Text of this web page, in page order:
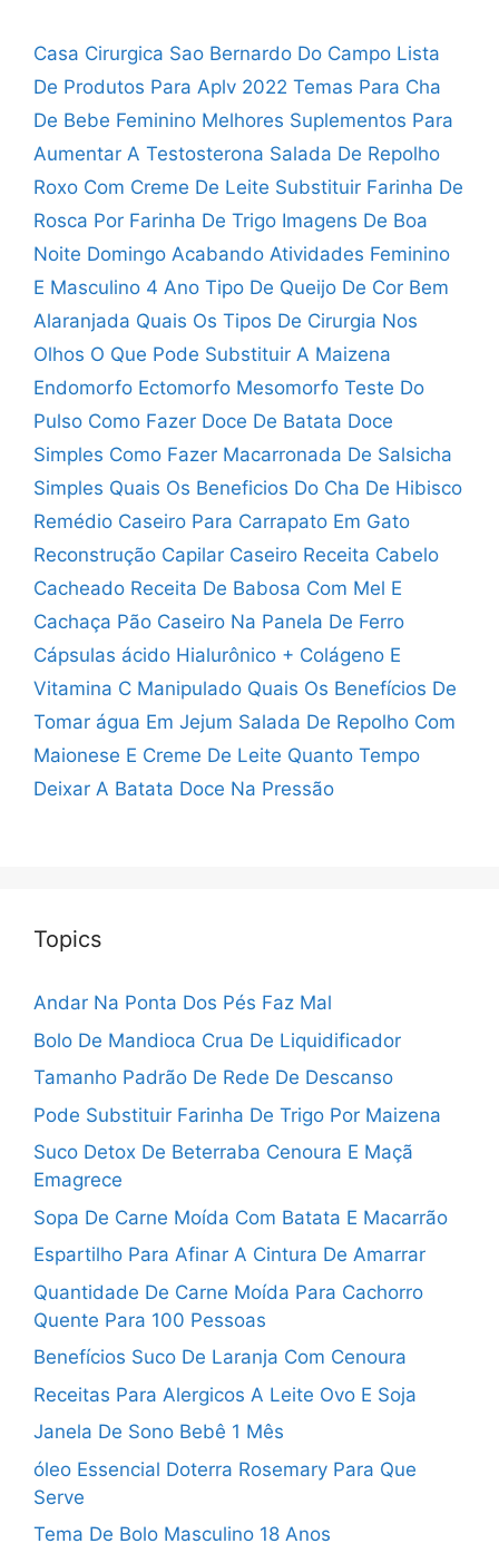
Casa Cirurgica Sao Bernardo Do Campo Lista
De Produtos Para Aplv 2022 Temas Para Cha
De Bebe Feminino Melhores Suplementos Para
Aumentar A Testosterona Salada De Repolho
Roxo Com Creme De Leite Substituir Farinha De
Rosca Por Farinha De Trigo Imagens De Boa
Noite Domingo Acabando Atividades Feminino
E Masculino 4 Ano Tipo De Queijo De Cor Bem
Alaranjada Quais Os Tipos De Cirurgia Nos
Olhos O Que Pode Substituir A Maizena
Endomorfo Ectomorfo Mesomorfo Teste Do
Pulso Como Fazer Doce De Batata Doce
Simples Como Fazer Macarronada De Salsicha
Simples Quais Os Beneficios Do Cha De Hibisco
Remédio Caseiro Para Carrapato Em Gato
Reconstrução Capilar Caseiro Receita Cabelo
Cacheado Receita De Babosa Com Mel E
Cachaça Pão Caseiro Na Panela De Ferro
Cápsulas ácido Hialurônico + Colágeno E
Vitamina C Manipulado Quais Os Benefícios De
Tomar água Em Jejum Salada De Repolho Com
Maionese E Creme De Leite Quanto Tempo
Deixar A Batata Doce Na Pressão
Topics
Andar Na Ponta Dos Pés Faz Mal
Bolo De Mandioca Crua De Liquidificador
Tamanho Padrão De Rede De Descanso
Pode Substituir Farinha De Trigo Por Maizena
Suco Detox De Beterraba Cenoura E Maçã
Emagrece
Sopa De Carne Moída Com Batata E Macarrão
Espartilho Para Afinar A Cintura De Amarrar
Quantidade De Carne Moída Para Cachorro
Quente Para 100 Pessoas
Benefícios Suco De Laranja Com Cenoura
Receitas Para Alergicos A Leite Ovo E Soja
Janela De Sono Bebê 1 Mês
óleo Essencial Doterra Rosemary Para Que
Serve
Tema De Bolo Masculino 18 Anos